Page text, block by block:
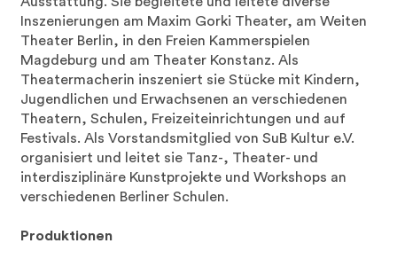
Inszenierungen am Maxim Gorki Theater, am Weiten
Theater Berlin, in den Freien Kammerspielen
Magdeburg und am Theater Konstanz. Als
Theatermacherin inszeniert sie Stücke mit Kindern,
Jugendlichen und Erwachsenen an verschiedenen
Theatern, Schulen, Freizeiteinrichtungen und auf
Festivals. Als Vorstandsmitglied von SuB Kultur e.V.
organisiert und leitet sie Tanz-, Theater- und
interdisziplinäre Kunstprojekte und Workshops an
verschiedenen Berliner Schulen.
Produktionen